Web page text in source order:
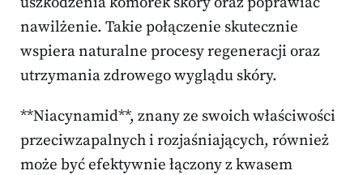
nawilżenie. Takie połączenie skutecznie
wspiera naturalne procesy regeneracji oraz
utrzymania zdrowego wyglądu skóry.
**Niacynamid**, znany ze swoich właściwości
przeciwzapalnych i rozjaśniających, również
może być efektywnie łączony z kwasem